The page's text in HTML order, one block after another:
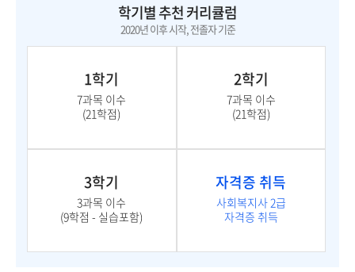
학기별 추천 커리큘럼
2020년 이후 시작, 전졸자 기준
1학기
7과목 이수
(21학점)
2학기
7과목 이수
(21학점)
3학기
3과목 이수
(9학점 - 실습포함)
자격증 취득
사회복지사 2급
자격증 취득